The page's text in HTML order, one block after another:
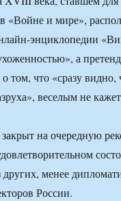
«Войне и мире»,
энциклопедии
а
том, что «сразу
веселым не
на очередную
других, менее
России.